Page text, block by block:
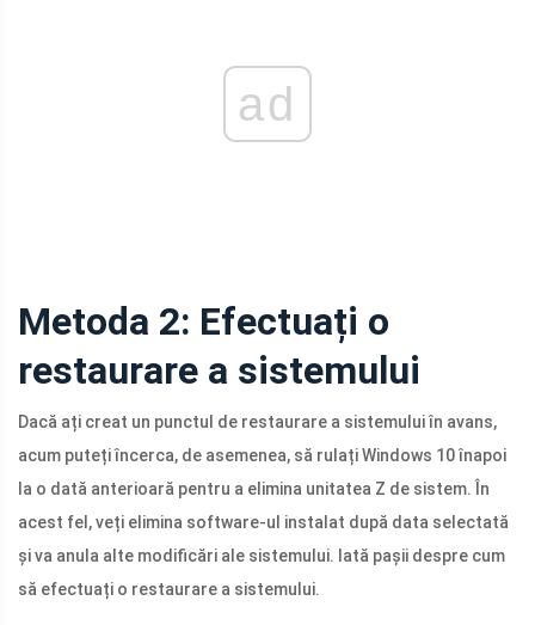
ad
Metoda 2: Efectuați o
restaurare a sistemului
Dacă ați creat un punctul de restaurare a sistemului în avans,
acum puteți încerca, de asemenea, să rulați Windows 10 înapoi
la o dată anterioară pentru a elimina unitatea Z de sistem. În
acest fel, veți elimina software-ul instalat după data selectată
și va anula alte modificări ale sistemului. Iată pașii despre cum
să efectuați o restaurare a sistemului.